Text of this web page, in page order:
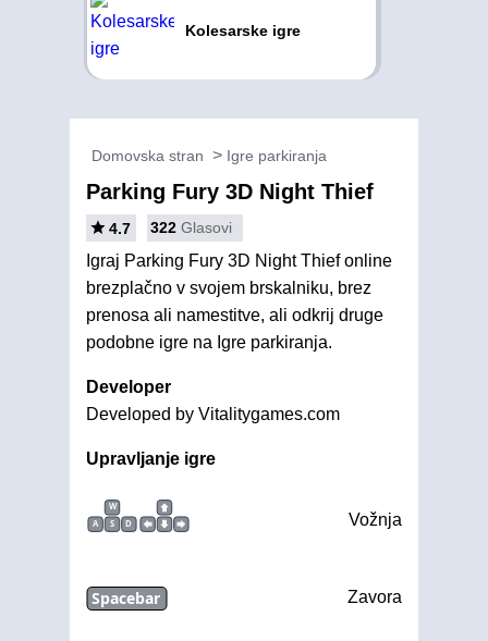
Kolesarske igre
Domovska stran Igre parkiranja
Parking Fury 3D Night Thief
4.7 322 Glasovi
Igraj Parking Fury 3D Night Thief online
brezplačno v svojem brskalniku, brez
prenosa ali namestitve, ali odkrij druge
podobne igre na Igre parkiranja.
Developer
Developed by Vitalitygames.com
Upravljanje igre
W
A
S D Vožnja
Spacebar Zavora